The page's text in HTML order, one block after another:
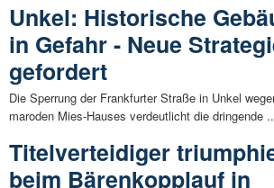
Unkel: Historische
in Gefahr - Neue
gefordert
Die Sperrung der Frankfurter Straße in Unkel
maroden Mies-Hauses verdeutlicht die dringende
Titelverteidiger
beim Bärenkopplauf in